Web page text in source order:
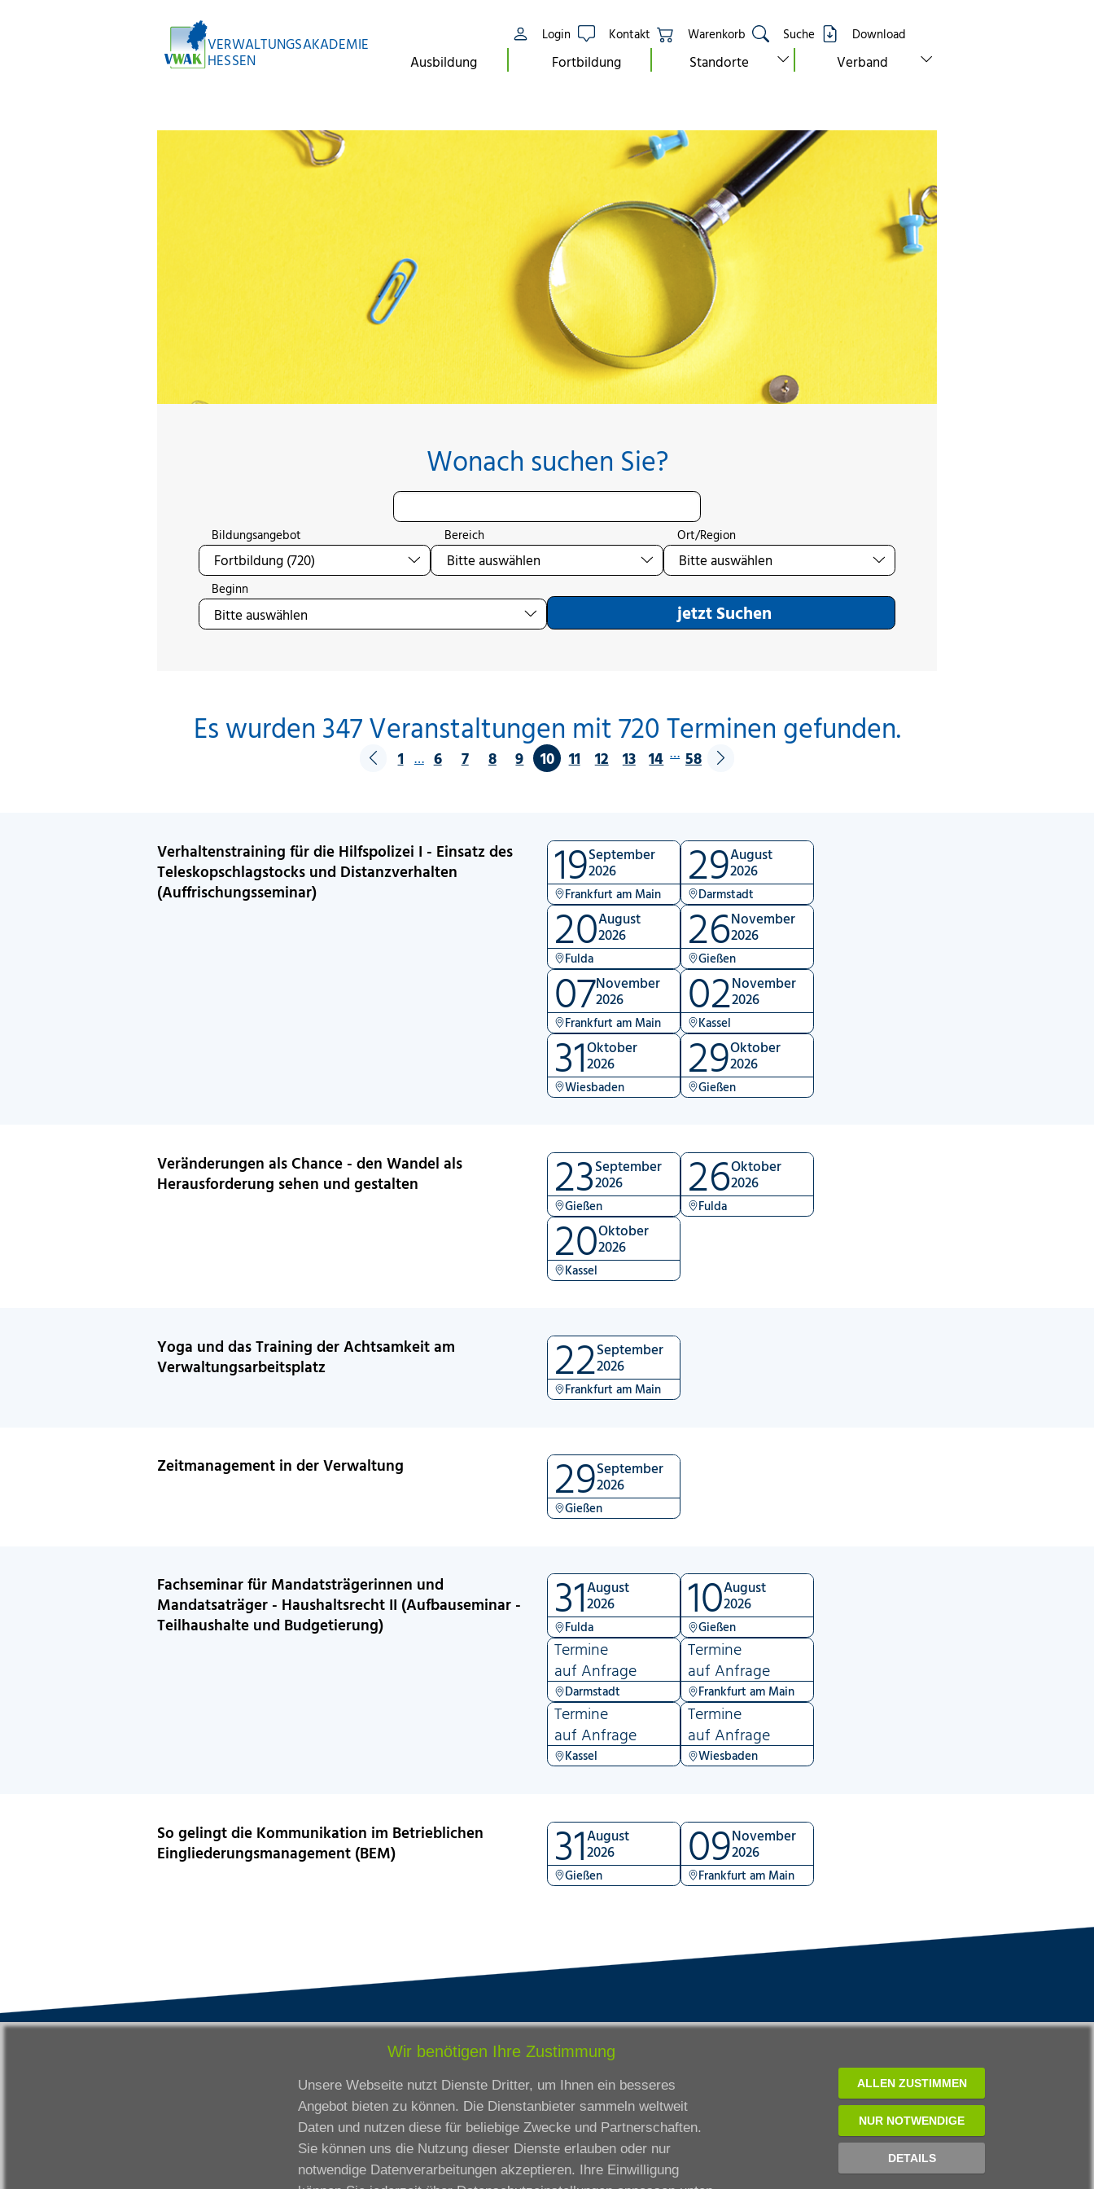
VERWALTUNGSAKADEMIE
HESSEN
Login Kontakt Warenkorb Suche Download
Ausbildung Fortbildung Standorte show submenu for “standorte”
Verband show submenu for “verband”
Wonach suchen Sie?
Bildungsangebot Bereich Ort/Region
Beginn
jetzt Suchen
Es wurden 347 Veranstaltungen mit 720 Terminen gefunden.
1 … 6 7 8 9 10 11 12 13 14 … 58
Verhaltenstraining für die Hilfspolizei I - Einsatz des
Teleskopschlagstocks und Distanzverhalten
(Auffrischungsseminar)
19September
2026
Frankfurt am Main 29August
2026
Darmstadt
20August
2026
Fulda 26November
2026
Gießen
07November
2026
Frankfurt am Main 02November
2026
Kassel
31Oktober
2026
Wiesbaden 29Oktober
2026
Gießen
Veränderungen als Chance - den Wandel als
Herausforderung sehen und gestalten
23September
2026
Gießen 26Oktober
2026
Fulda
20Oktober
2026
Kassel
Yoga und das Training der Achtsamkeit am
Verwaltungsarbeitsplatz
22September
2026
Frankfurt am Main
Zeitmanagement in der Verwaltung 29September
2026
Gießen
Fachseminar für Mandatsträgerinnen und
Mandatsaträger - Haushaltsrecht II (Aufbauseminar -
Teilhaushalte und Budgetierung)
31August
2026
Fulda 10August
2026
Gießen
Termine
auf Anfrage
Darmstadt
Termine
auf Anfrage
Frankfurt am Main
Termine
auf Anfrage
Kassel
Termine
auf Anfrage
Wiesbaden
So gelingt die Kommunikation im Betrieblichen
Eingliederungsmanagement (BEM)
31August
2026
Gießen 09November
2026
Frankfurt am Main
Standorte
Darmstadt
Frankfurt am Main
Fulda
Gießen
Kassel
Bildungsangebot
Ausbildung
Zertifikatslehrgänge
Fortbildung
Wir benötigen Ihre Zustimmung
Unsere Webseite nutzt Dienste Dritter, um Ihnen ein besseres
Angebot bieten zu können. Die Dienstanbieter sammeln weltweit
Daten und nutzen diese für beliebige Zwecke und Partnerschaften.
Sie können uns die Nutzung dieser Dienste erlauben oder nur
notwendige Datenverarbeitungen akzeptieren. Ihre Einwilligung
ALLEN ZUSTIMMEN
NUR NOTWENDIGE
DETAILS